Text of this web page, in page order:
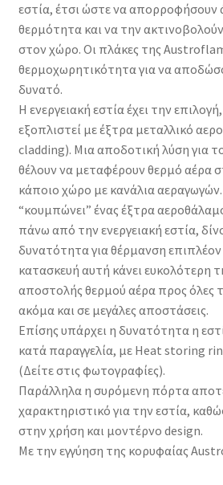
εστία, έτσι ώστε να απορροφήσουν
θερμότητα και να την
στον χώρο. Οι πλάκες της
θερμοχωρητικότητα για να
δυνατό.
Η ενεργειακή εστία έχει την
εξοπλιστεί με έξτρα μεταλλικό
cladding). Μια αποδοτική λύση για
θέλουν να μεταφέρουν θερμό αέρα
κάποιο χώρο με κανάλια
“κουμπώνει” ένας έξτρα
πάνω από την ενεργειακή εστία,
δυνατότητα για θέρμανση
κατασκευή αυτή κάνει ευκολότερη
αποστολής θερμού αέρα προς όλες
ακόμα και σε μεγάλες αποστάσεις.
Επίσης υπάρχει η δυνατότητα η
κατά παραγγελία, με Heat storing
(Δείτε στις φωτογραφίες).
Παράλληλα η συρόμενη πόρτα
χαρακτηριστικό για την εστία,
στην χρήση και μοντέρνο design.
Με την εγγύηση της κορυφαίας